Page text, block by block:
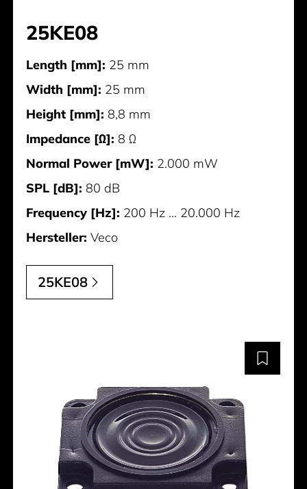
25KE08
Length [mm]: 25 mm
Width [mm]: 25 mm
Height [mm]: 8,8 mm
Impedance [Ω]: 8 Ω
Normal Power [mW]: 2.000 mW
SPL [dB]: 80 dB
Frequency [Hz]: 200 Hz ... 20.000 Hz
Hersteller: Veco
25KE08